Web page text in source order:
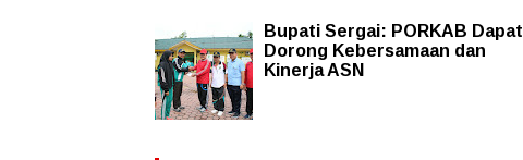
Bupati Sergai: PORKAB Dapat
Dorong Kebersamaan dan
Kinerja ASN